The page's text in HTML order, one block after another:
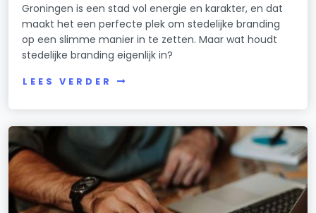
Groningen is een stad vol energie en karakter, en dat
maakt het een perfecte plek om stedelijke branding
op een slimme manier in te zetten. Maar wat houdt
stedelijke branding eigenlijk in?
LEES VERDER